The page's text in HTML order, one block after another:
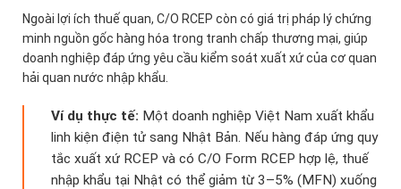
Ngoài lợi ích thuế quan, C/O RCEP còn có giá trị pháp lý chứng
minh nguồn gốc hàng hóa trong tranh chấp thương mại, giúp
doanh nghiệp đáp ứng yêu cầu kiểm soát xuất xứ của cơ quan
hải quan nước nhập khẩu.
Ví dụ thực tế: Một doanh nghiệp Việt Nam xuất khẩu
linh kiện điện tử sang Nhật Bản. Nếu hàng đáp ứng quy
tắc xuất xứ RCEP và có C/O Form RCEP hợp lệ, thuế
nhập khẩu tại Nhật có thể giảm từ 3–5% (MFN) xuống